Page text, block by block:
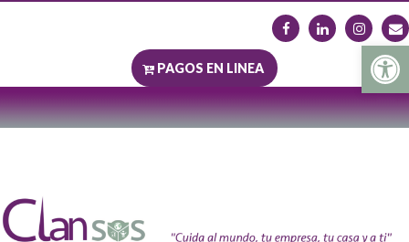
Abrir
PAGOS EN LINEA